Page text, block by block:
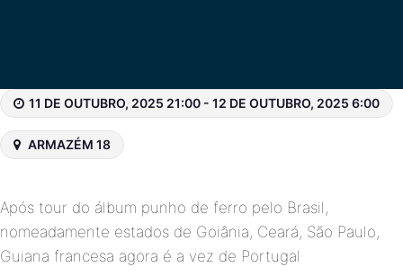
11 DE OUTUBRO, 2025 21:00 - 12 DE OUTUBRO, 2025 6:00
ARMAZÉM 18
Após tour do álbum punho de ferro pelo Brasil,
nomeadamente estados de Goiânia, Ceará, São Paulo,
Guiana francesa agora é a vez de Portugal